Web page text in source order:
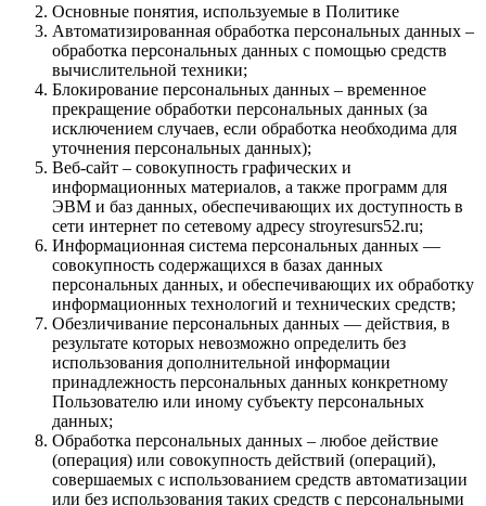
Основные понятия, используемые в Политике
Автоматизированная обработка персональных данных –
обработка персональных данных с помощью средств
вычислительной техники;
Блокирование персональных данных – временное
прекращение обработки персональных данных (за
исключением случаев, если обработка необходима для
уточнения персональных данных);
Веб-сайт – совокупность графических и
информационных материалов, а также программ для
ЭВМ и баз данных, обеспечивающих их доступность в
сети интернет по сетевому адресу stroyresurs52.ru;
Информационная система персональных данных —
совокупность содержащихся в базах данных
персональных данных, и обеспечивающих их обработку
информационных технологий и технических средств;
Обезличивание персональных данных — действия, в
результате которых невозможно определить без
использования дополнительной информации
принадлежность персональных данных конкретному
Пользователю или иному субъекту персональных
данных;
Обработка персональных данных – любое действие
(операция) или совокупность действий (операций),
совершаемых с использованием средств автоматизации
или без использования таких средств с персональными